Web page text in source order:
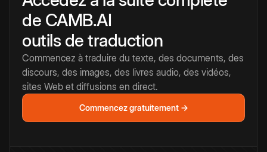
de CAMB.AI
outils de traduction
Commencez à traduire du texte, des documents, des
discours, des images, des livres audio, des vidéos,
sites Web et diffusions en direct.
Commencez gratuitement →